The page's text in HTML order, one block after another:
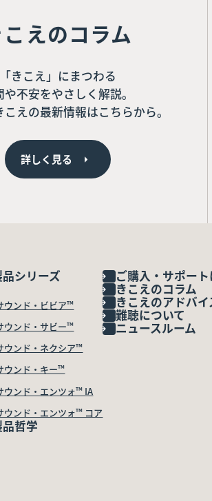
こえのコラム
「きこえ」にまつわる
や不安をやさしく解説。
えの最新情報はこちらから。
詳しく見る
シリーズ
ウンド・ビビア™
ウンド・サビー™
ウンド・ネクシア™
ウンド・キー™
ウンド・エンツォ™ IA
ウンド・エンツォ™ コア
哲学
ご購入・サポー
きこえのコラム
きこえのアドバイ
難聴について
ニュースルーム